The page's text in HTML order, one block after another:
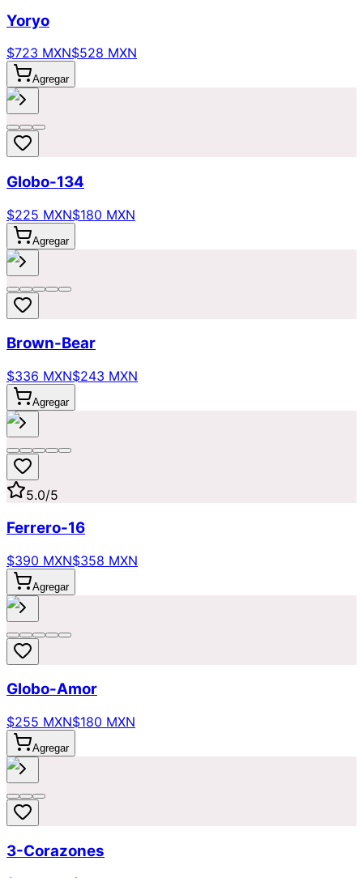
Yoryo
$723 MXN$528 MXN
Agregar
Globo-134
$225 MXN$180 MXN
Agregar
Brown-Bear
$336 MXN$243 MXN
Agregar
5.0/5
Ferrero-16
$390 MXN$358 MXN
Agregar
Globo-Amor
$255 MXN$180 MXN
Agregar
3-Corazones